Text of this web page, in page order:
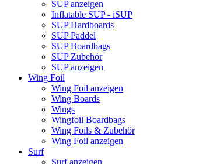
SUP anzeigen
Inflatable SUP - iSUP
SUP Hardboards
SUP Paddel
SUP Boardbags
SUP Zubehör
SUP anzeigen
Wing Foil
Wing Foil anzeigen
Wing Boards
Wings
Wingfoil Boardbags
Wing Foils & Zubehör
Wing Foil anzeigen
Surf
Surf anzeigen